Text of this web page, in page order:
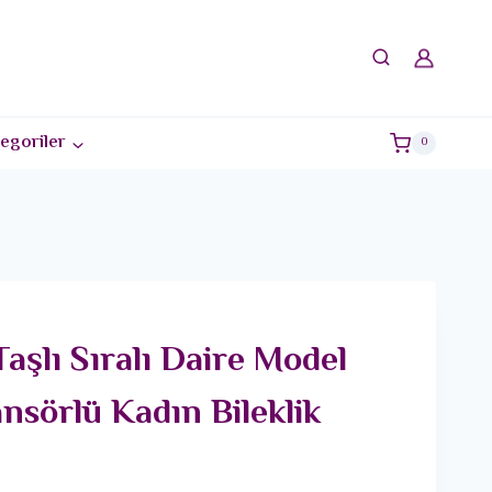
0
Sıralı Daire Model
Kadın Bileklik